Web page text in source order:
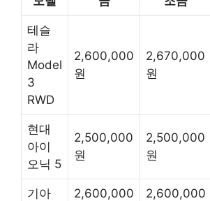
테슬
라
Model
3
RWD
2,600,000
원
2,670,000
원
현대
아이
오닉 5
2,500,000
원
2,500,000
원
기아
2,600,000
2,600,000